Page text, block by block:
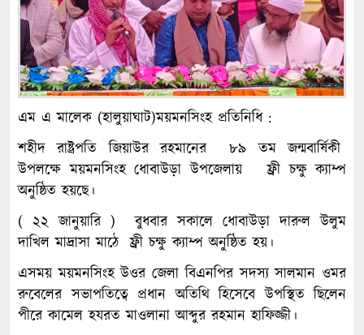
এম এ মালেক (হালুয়াঘাট)ময়মনসিংহ প্রতিনিধি :
শহীদ রাষ্ট্রপতি জিয়াউর রহমানের ৮৯ তম জন্মবার্ষিকী
উপলক্ষে ময়মনসিংহ ধোবাউড়া উপজেলায় ফ্রী চক্ষু ক্যাম্প
অনুষ্ঠিত হয়ছে।
( ২২ জানুয়ারি ) বুধবার সকালে ধোবাউড়া দারুল উলুম
দাখিল মাদ্রাসা মাঠে ফ্রী চক্ষু ক্যাম্প অনুষ্ঠিত হয়।
এসময় ময়মনসিংহ উওর জেলা বিএনপির সদস্য সালমান ওমর
রুবেলের সভাপতিত্বে প্রধান অতিথি হিসেবে উপস্থিত ছিলেন
পীরে কামেল হযরত মাওলানা আব্দুর রহমান হাফিজ্জী।